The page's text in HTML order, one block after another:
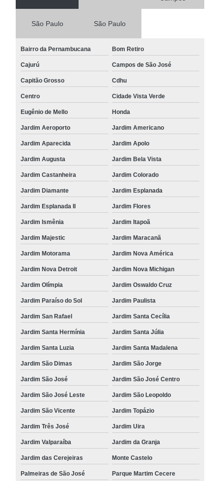
São Paulo São Paulo
Bairro da Pernambucana Bom Retiro
Cajurú Campos de São José
Capitão Grosso Cdhu
Centro Cidade Vista Verde
Eugênio de Mello Honda
Jardim Aeroporto Jardim Americano
Jardim Aparecida Jardim Apolo
Jardim Augusta Jardim Bela Vista
Jardim Castanheira Jardim Colorado
Jardim Diamante Jardim Esplanada
Jardim Esplanada II Jardim Flores
Jardim Ismênia Jardim Itapoã
Jardim Majestic Jardim Maracanã
Jardim Motorama Jardim Nova América
Jardim Nova Detroit Jardim Nova Michigan
Jardim Olímpia Jardim Oswaldo Cruz
Jardim Paraíso do Sol Jardim Paulista
Jardim San Rafael Jardim Santa Cecília
Jardim Santa Hermínia Jardim Santa Júlia
Jardim Santa Luzia Jardim Santa Madalena
Jardim São Dimas Jardim São Jorge
Jardim São José Jardim São José Centro
Jardim São José Leste Jardim São Leopoldo
Jardim São Vicente Jardim Topázio
Jardim Três José Jardim Uira
Jardim Valparaíba Jardim da Granja
Jardim das Cerejeiras Monte Castelo
Palmeiras de São José Parque Martim Cecere